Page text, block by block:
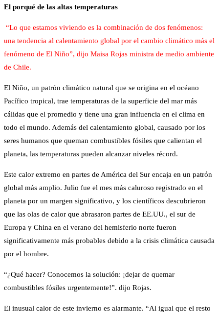
El porqué de las altas temperaturas
“Lo que estamos viviendo es la combinación de dos fenómenos:
una tendencia al calentamiento global por el cambio climático más el
fenómeno de El Niño”, dijo Maisa Rojas ministra de medio ambiente
de Chile.
El Niño, un patrón climático natural que se origina en el océano
Pacífico tropical, trae temperaturas de la superficie del mar más
cálidas que el promedio y tiene una gran influencia en el clima en
todo el mundo. Además del calentamiento global, causado por los
seres humanos que queman combustibles fósiles que calientan el
planeta, las temperaturas pueden alcanzar niveles récord.
Este calor extremo en partes de América del Sur encaja en un patrón
global más amplio. Julio fue el mes más caluroso registrado en el
planeta por un margen significativo, y los científicos descubrieron
que las olas de calor que abrasaron partes de EE.UU., el sur de
Europa y China en el verano del hemisferio norte fueron
significativamente más probables debido a la crisis climática causada
por el hombre.
“¿Qué hacer? Conocemos la solución: ¡dejar de quemar
combustibles fósiles urgentemente!”. dijo Rojas.
El inusual calor de este invierno es alarmante. “Al igual que el resto